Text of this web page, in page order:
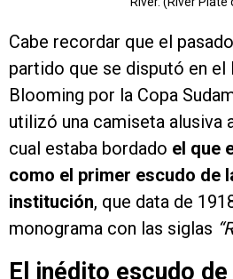
Cabe recordar que el
partido que se disputó en
Blooming por la Copa
utilizó una camiseta alusiva
cual estaba bordado el que
como el primer escudo de
institución, que data de
monograma con las siglas
El inédito escudo de